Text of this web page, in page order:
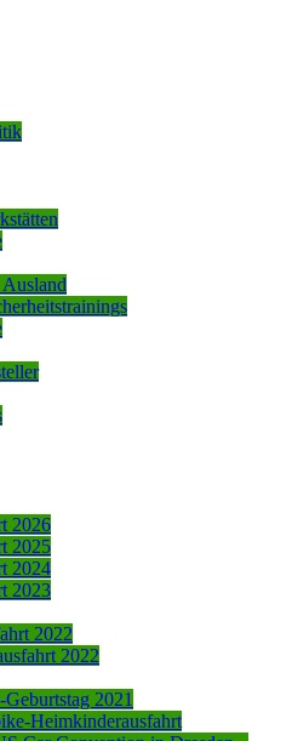
2026
2025
2024
2023
2022
2022
Geburtstag 2021
Heimkinderausfahrt